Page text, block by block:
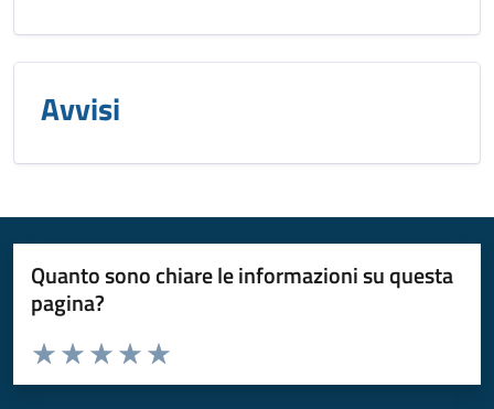
Avvisi
Quanto sono chiare le informazioni su questa
pagina?
Valuta da 1 a 5 stelle la pagina
Valuta 5 stelle su 5
Valuta 4 stelle su 5
Valuta 3 stelle su 5
Valuta 2 stelle su 5
Valuta 1 stelle su 5